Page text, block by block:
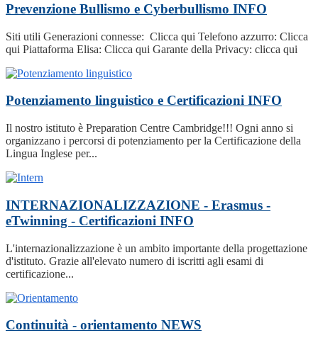
Prevenzione Bullismo e Cyberbullismo INFO
Siti utili Generazioni connesse: Clicca qui Telefono azzurro: Clicca
qui Piattaforma Elisa: Clicca qui Garante della Privacy: clicca qui
Potenziamento linguistico e Certificazioni INFO
Il nostro istituto è Preparation Centre Cambridge!!! Ogni anno si
organizzano i percorsi di potenziamento per la Certificazione della
Lingua Inglese per...
INTERNAZIONALIZZAZIONE - Erasmus -
eTwinning - Certificazioni INFO
L'internazionalizzazione è un ambito importante della progettazione
d'istituto. Grazie all'elevato numero di iscritti agli esami di
certificazione...
Continuità - orientamento NEWS